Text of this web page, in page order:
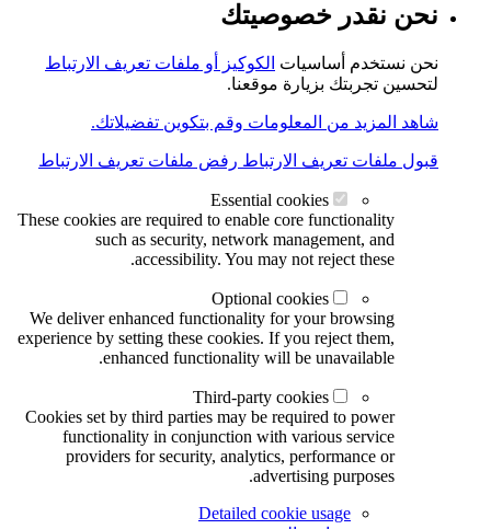
نحن نقدر خصوصيتك
نحن نستخدم أساسيات الكوكيز أو ملفات تعريف الارتباط
لتحسين تجربتك بزيارة موقعنا.
شاهد المزيد من المعلومات وقم بتكوين تفضيلاتك.
قبول ملفات تعريف الارتباط رفض ملفات تعريف الارتباط
Essential cookies
These cookies are required to enable core functionality
such as security, network management, and
accessibility. You may not reject these.
Optional cookies
We deliver enhanced functionality for your browsing
experience by setting these cookies. If you reject them,
enhanced functionality will be unavailable.
Third-party cookies
Cookies set by third parties may be required to power
functionality in conjunction with various service
providers for security, analytics, performance or
advertising purposes.
Detailed cookie usage